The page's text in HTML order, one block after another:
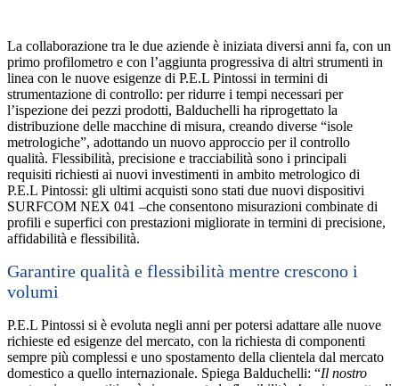
La collaborazione tra le due aziende è iniziata diversi anni fa, con un
primo profilometro e con l’aggiunta progressiva di altri strumenti in
linea con le nuove esigenze di P.E.L Pintossi in termini di
strumentazione di controllo: per ridurre i tempi necessari per
l’ispezione dei pezzi prodotti, Balduchelli ha riprogettato la
distribuzione delle macchine di misura, creando diverse “isole
metrologiche”, adottando un nuovo approccio per il controllo
qualità. Flessibilità, precisione e tracciabilità sono i principali
requisiti richiesti ai nuovi investimenti in ambito metrologico di
P.E.L Pintossi: gli ultimi acquisti sono stati due nuovi dispositivi
SURFCOM NEX 041 –che consentono misurazioni combinate di
profili e superfici con prestazioni migliorate in termini di precisione,
affidabilità e flessibilità.
Garantire qualità e flessibilità mentre crescono i
volumi
P.E.L Pintossi si è evoluta negli anni per potersi adattare alle nuove
richieste ed esigenze del mercato, con la richiesta di componenti
sempre più complessi e uno spostamento della clientela dal mercato
domestico a quello internazionale. Spiega Balduchelli: “Il nostro